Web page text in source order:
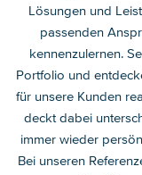
Lösungen und
passenden
kennenzulernen.
Portfolio und
für unsere Kunden
deckt dabei
immer wieder
Bei unseren